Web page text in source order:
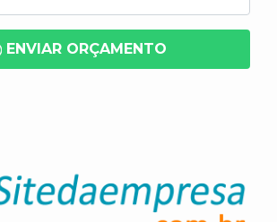
ENVIAR ORÇAMENTO